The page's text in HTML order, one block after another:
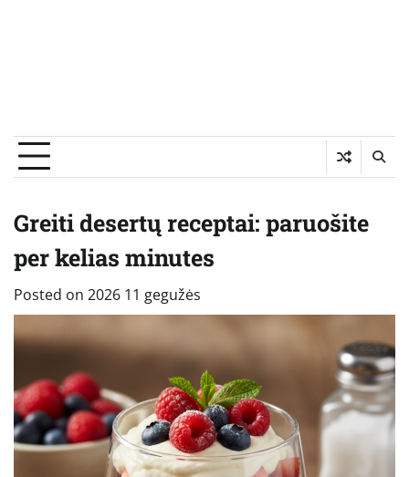
Greiti desertų receptai: paruošite
per kelias minutes
Posted on 2026 11 gegužės